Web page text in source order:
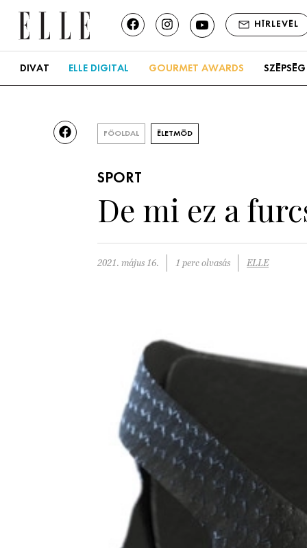
HÍRLEVÉL
DIVAT ELLE DIGITAL GOURMET AWARDS SZÉPSÉG
FŐOLDAL ÉLETMÓD
SPORT
De mi ez a
2021. május 16. 1 perc olvasás ELLE